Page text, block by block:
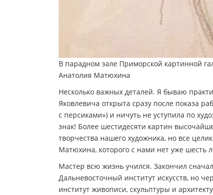
В парадном зале Приморской картинной
Анатолия Матюхина
Несколько важных деталей. Я бываю
Яковлевича открыта сразу после показа
с персиками») и ничуть не уступила по
знак! Более шестидесяти картин
творчества нашего художника, но все
Матюхина, которого с нами нет уже шесть
Мастер всю жизнь учился. Закончил
Дальневосточный институт искусств, но
институт живописи, скульптуры и